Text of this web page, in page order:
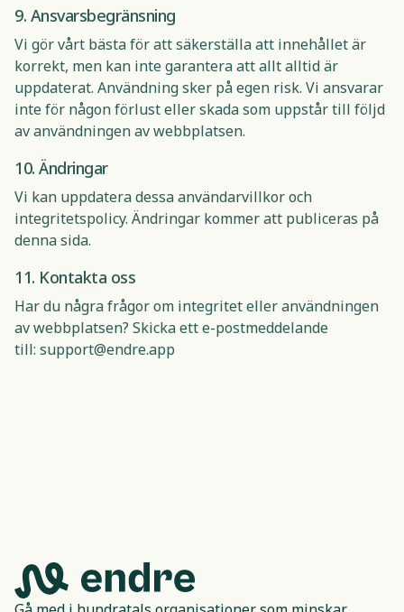
9. Ansvarsbegränsning
Vi gör vårt bästa för att säkerställa att innehållet är
korrekt, men kan inte garantera att allt alltid är
uppdaterat. Användning sker på egen risk. Vi ansvarar
inte för någon förlust eller skada som uppstår till följd
av användningen av webbplatsen.
10. Ändringar
Vi kan uppdatera dessa användarvillkor och
integritetspolicy. Ändringar kommer att publiceras på
denna sida.
11. Kontakta oss
Har du några frågor om integritet eller användningen
av webbplatsen? Skicka ett e-postmeddelande
till: support@endre.app